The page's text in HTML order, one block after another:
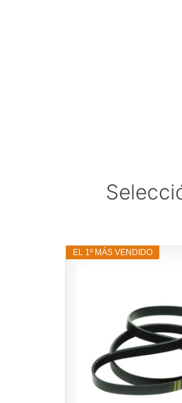
EL 1º MÁS VENDIDO